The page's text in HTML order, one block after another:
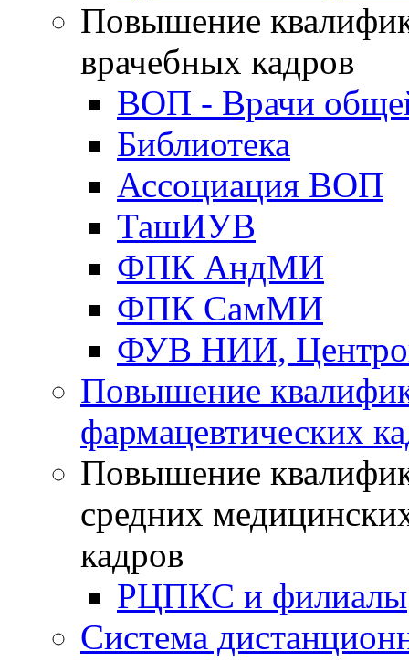
Повышение
врачебных кадров
ВОП - Врачи
Библиотека
Ассоциация ВОП
ТашИУВ
ФПК АндМИ
ФПК СамМИ
ФУВ НИИ,
Повышение
фармацевтических
Повышение
средних
кадров
РЦПКС и филиалы
Система